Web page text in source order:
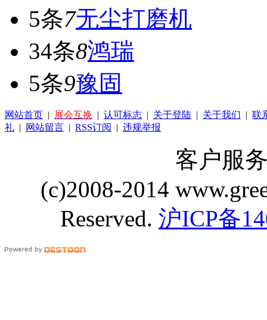
5条7无尘打磨机
34条8鸿瑞
5条9豫固
网站首页 | 展会互换 | 认可标志 | 关于登陆 | 关于我们 | 联
礼 | 网站留言 | RSS订阅 | 违规举报
客户服
(c)2008-2014
Reserved. 沪ICP备